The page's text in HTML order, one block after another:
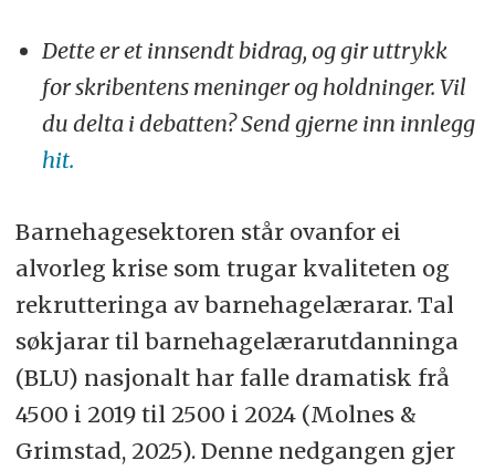
Dette er et innsendt bidrag, og gir uttrykk
for skribentens meninger og holdninger. Vil
du delta i debatten? Send gjerne inn innlegg
hit.
Barnehagesektoren står ovanfor ei
alvorleg krise som trugar kvaliteten og
rekrutteringa av barnehagelærarar. Tal
søkjarar til barnehagelærarutdanninga
(BLU) nasjonalt har falle dramatisk frå
4500 i 2019 til 2500 i 2024 (Molnes &
Grimstad, 2025). Denne nedgangen gjer